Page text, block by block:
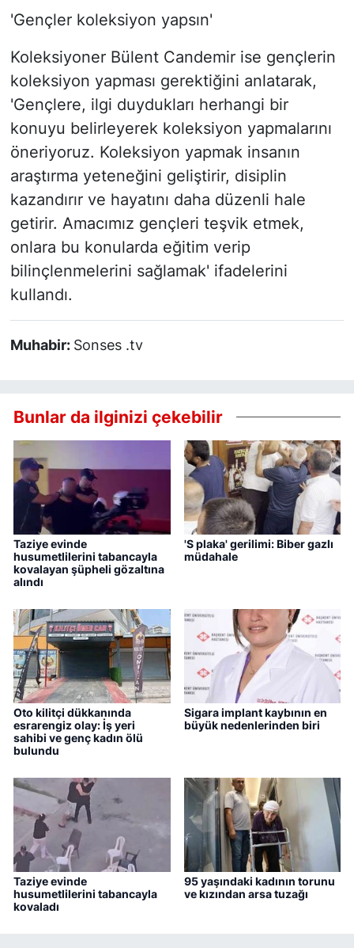
'Gençler koleksiyon yapsın'
Koleksiyoner Bülent Candemir ise gençlerin
koleksiyon yapması gerektiğini anlatarak,
'Gençlere, ilgi duydukları herhangi bir
konuyu belirleyerek koleksiyon yapmalarını
öneriyoruz. Koleksiyon yapmak insanın
araştırma yeteneğini geliştirir, disiplin
kazandırır ve hayatını daha düzenli hale
getirir. Amacımız gençleri teşvik etmek,
onlara bu konularda eğitim verip
bilinçlenmelerini sağlamak' ifadelerini
kullandı.
Muhabir: Sonses .tv
Bunlar da ilginizi çekebilir
Taziye evinde
husumetlilerini tabancayla
kovalayan şüpheli gözaltına
alındı
'S plaka' gerilimi: Biber gazlı
müdahale
Oto kilitçi dükkanında
esrarengiz olay: İş yeri
sahibi ve genç kadın ölü
bulundu
Sigara implant kaybının en
büyük nedenlerinden biri
Taziye evinde
husumetlilerini tabancayla
kovaladı
95 yaşındaki kadının torunu
ve kızından arsa tuzağı